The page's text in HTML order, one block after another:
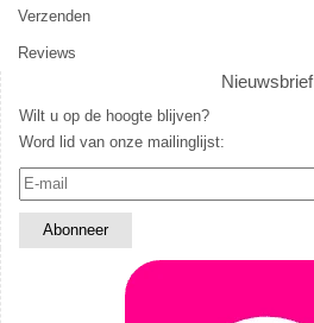
Verzenden
Reviews
Nieuwsbrief
Wilt u op de hoogte blijven?
Word lid van onze mailinglijst: